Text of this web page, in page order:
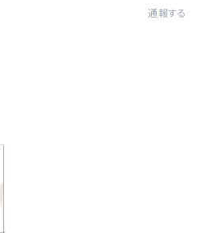
通報する